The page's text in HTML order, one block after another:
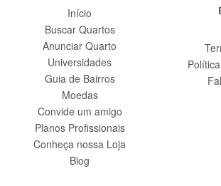
Início
Buscar Quartos
Anunciar Quarto
Universidades
Guia de Bairros
Moedas
Convide um amigo
Planos Profissionais
Conheça nossa Loja
Blog